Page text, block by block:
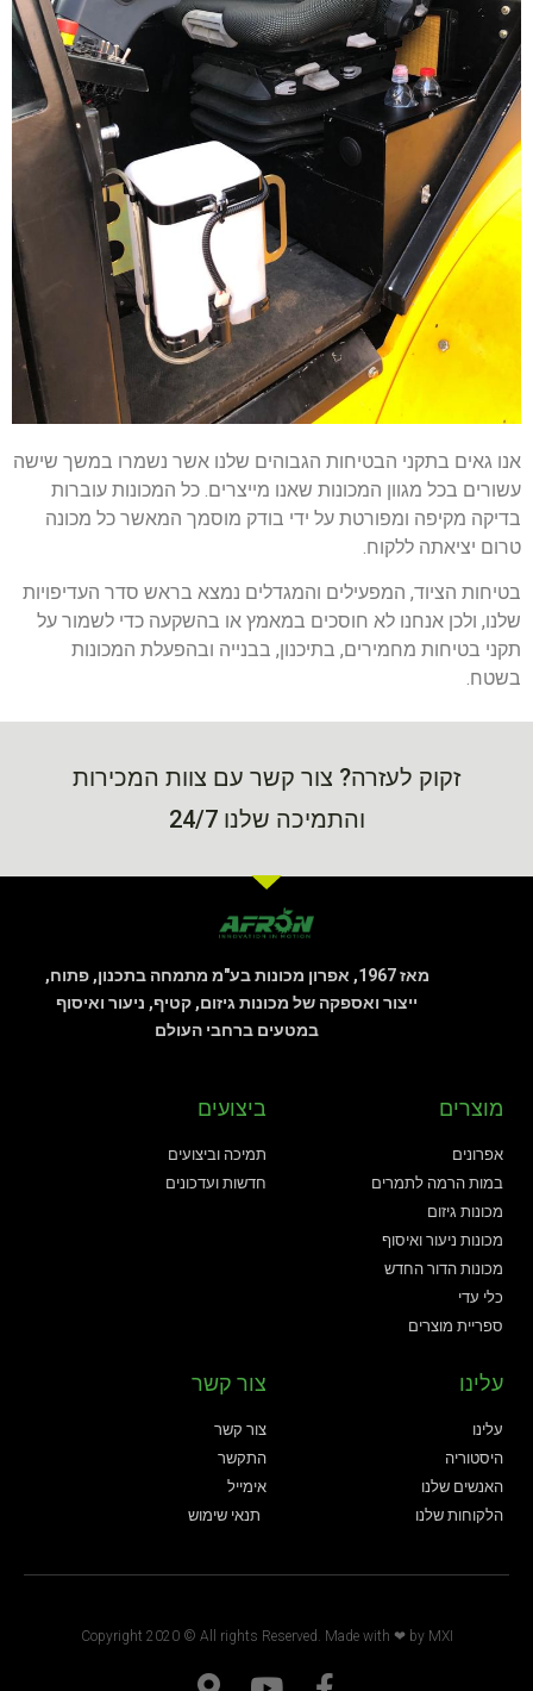
אנו גאים בתקני הבטיחות הגבוהים שלנו אשר נשמרו במשך שישה
עשורים בכל מגוון המכונות שאנו מייצרים. כל המכונות עוברות
בדיקה מקיפה ומפורטת על ידי בודק מוסמך המאשר כל מכונה
טרום יציאתה ללקוח.
בטיחות הציוד, המפעילים והמגדלים נמצא בראש סדר העדיפויות
שלנו, ולכן אנחנו לא חוסכים במאמץ או בהשקעה כדי לשמור על
תקני בטיחות מחמירים, בתיכנון, בבנייה ובהפעלת המכונות
בשטח.
זקוק לעזרה? צור קשר עם צוות המכירות
והתמיכה שלנו 24/7
מאז 1967, אפרון מכונות בע"מ מתמחה בתכנון, פתוח,
ייצור ואספקה של מכונות גיזום, קטיף, ניעור ואיסוף
במטעים ברחבי העולם
מוצרים
אפרונים
במות הרמה לתמרים
מכונות גיזום
מכונות ניעור ואיסוף
מכונות הדור החדש
כלי עדי
ספריית מוצרים
ביצועים
תמיכה וביצועים
חדשות ועדכונים
עלינו
עלינו
היסטוריה
האנשים שלנו
הלקוחות שלנו
צור קשר
צור קשר
התקשר
אימייל
תנאי שימוש
Copyright 2020 © All rights Reserved. Made with ❤ by MXI